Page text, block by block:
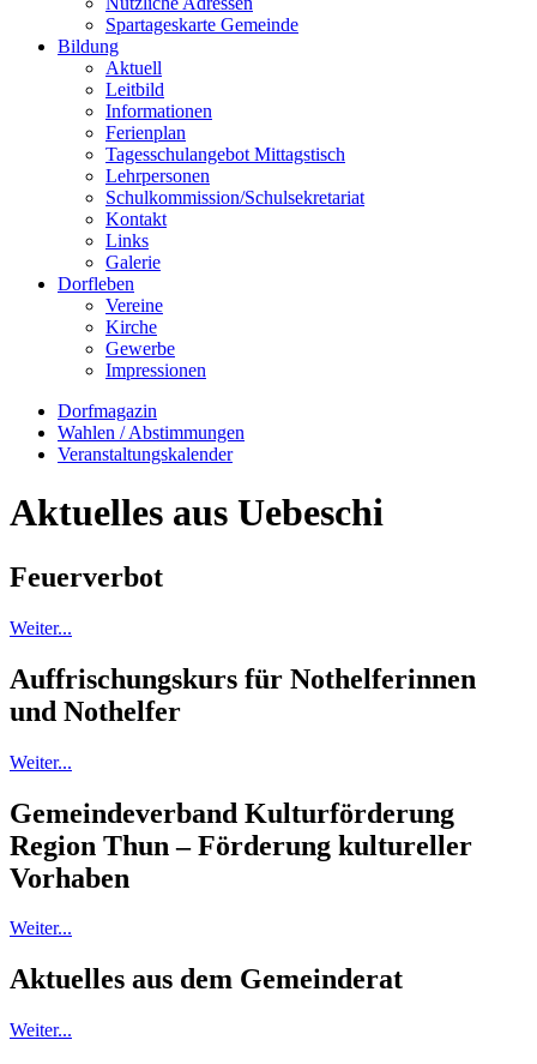
Spartageskarte Gemeinde
Bildung
Aktuell
Leitbild
Informationen
Ferienplan
Tagesschulangebot Mittagstisch
Lehrpersonen
Schulkommission/Schulsekretariat
Kontakt
Links
Galerie
Dorfleben
Vereine
Kirche
Gewerbe
Impressionen
Dorfmagazin
Wahlen / Abstimmungen
Veranstaltungskalender
Aktuelles aus Uebeschi
Feuerverbot
Weiter...
Auffrischungskurs für Nothelferinnen
und Nothelfer
Weiter...
Gemeindeverband Kulturförderung
Region Thun – Förderung kultureller
Vorhaben
Weiter...
Aktuelles aus dem Gemeinderat
Weiter...